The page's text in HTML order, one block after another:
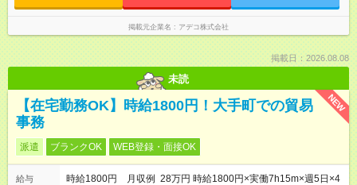
掲載元企業名 アデコ株式会社
掲載日：2026.08.08
未読
NEW
【在宅勤務OK】時給1800円！大手町での貿易
事務
派遣 ブランクOK WEB登録・面接OK
給与
時給1800円 月収例 28万円 時給1800円×実働7h15m×週5日×4